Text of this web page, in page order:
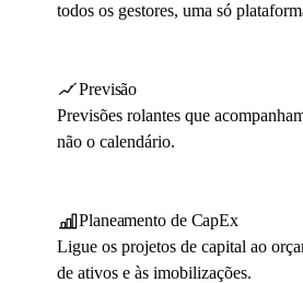
todos os gestores, uma só
Previsão
Previsões rolantes que
não o calendário.
Planeamento de CapEx
Ligue os projetos de capital ao
de ativos e às imobilizações.